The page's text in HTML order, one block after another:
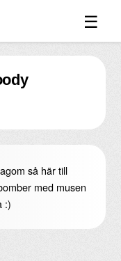
☰
så här till
med musen
:)